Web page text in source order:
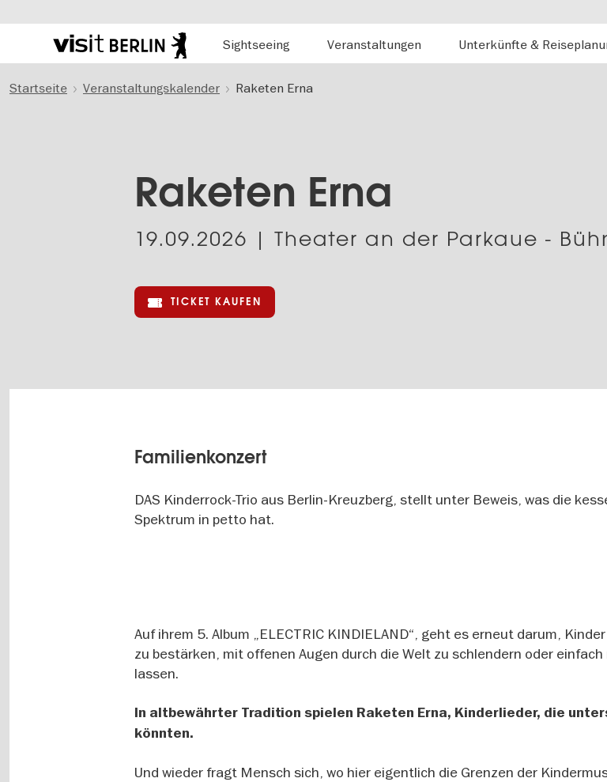
zum
Berlins
Tourismusportal
Sightseeing
Veranstaltungen Unterkünfte &
Startseite Veranstaltungskalender Raketen Erna
Raketen Erna
19.09.2026 | Theater an der Parkaue -
TICKET KAUFEN
Familienkonzert
DAS Kinderrock-Trio aus Berlin-Kreuzberg, stellt unter Beweis, was die
Spektrum in petto hat.
Auf ihrem 5. Album „ELECTRIC KINDIELAND“, geht es erneut darum,
zu bestärken, mit offenen Augen durch die Welt zu schlendern oder
lassen.
In altbewährter Tradition spielen Raketen Erna, Kinderlieder, die
könnten.
Und wieder fragt Mensch sich, wo hier eigentlich die Grenzen der